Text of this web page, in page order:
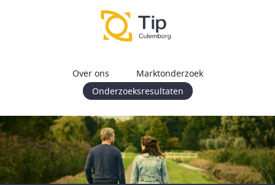
Over ons
Marktonderzoek
Onderzoeksresultaten